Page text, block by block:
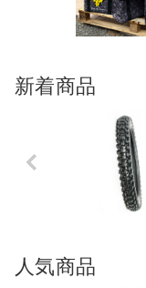
新着商品
Previo
us
人気商品